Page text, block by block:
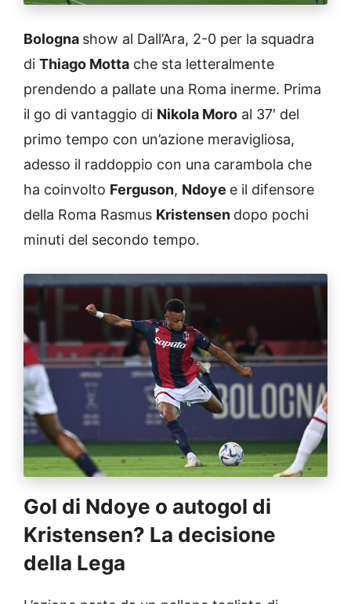
Bologna show al Dall’Ara, 2-0 per la squadra
di Thiago Motta che sta letteralmente
prendendo a pallate una Roma inerme. Prima
il go di vantaggio di Nikola Moro al 37′ del
primo tempo con un’azione meravigliosa,
adesso il raddoppio con una carambola che
ha coinvolto Ferguson, Ndoye e il difensore
della Roma Rasmus Kristensen dopo pochi
minuti del secondo tempo.
Gol di Ndoye o autogol di
Kristensen? La decisione
della Lega